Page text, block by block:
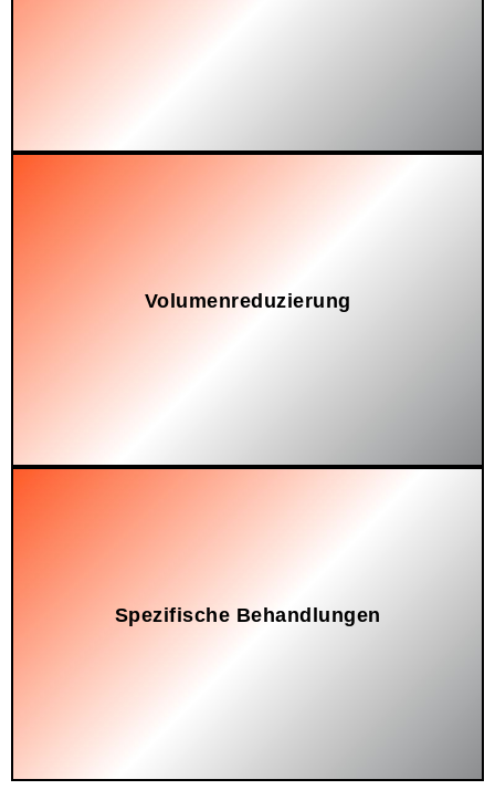
Volumenreduzierung
zu erleichtern.
Spezifische Behandlungen
Je nach Art des Abfalls (infektiös, chemisch oder radioaktiv).